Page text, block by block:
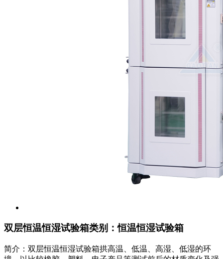
双层恒温恒湿试验箱类别：恒温恒湿试验箱
简介：双层恒温恒湿试验箱拱高温、低温、高湿、低湿的环